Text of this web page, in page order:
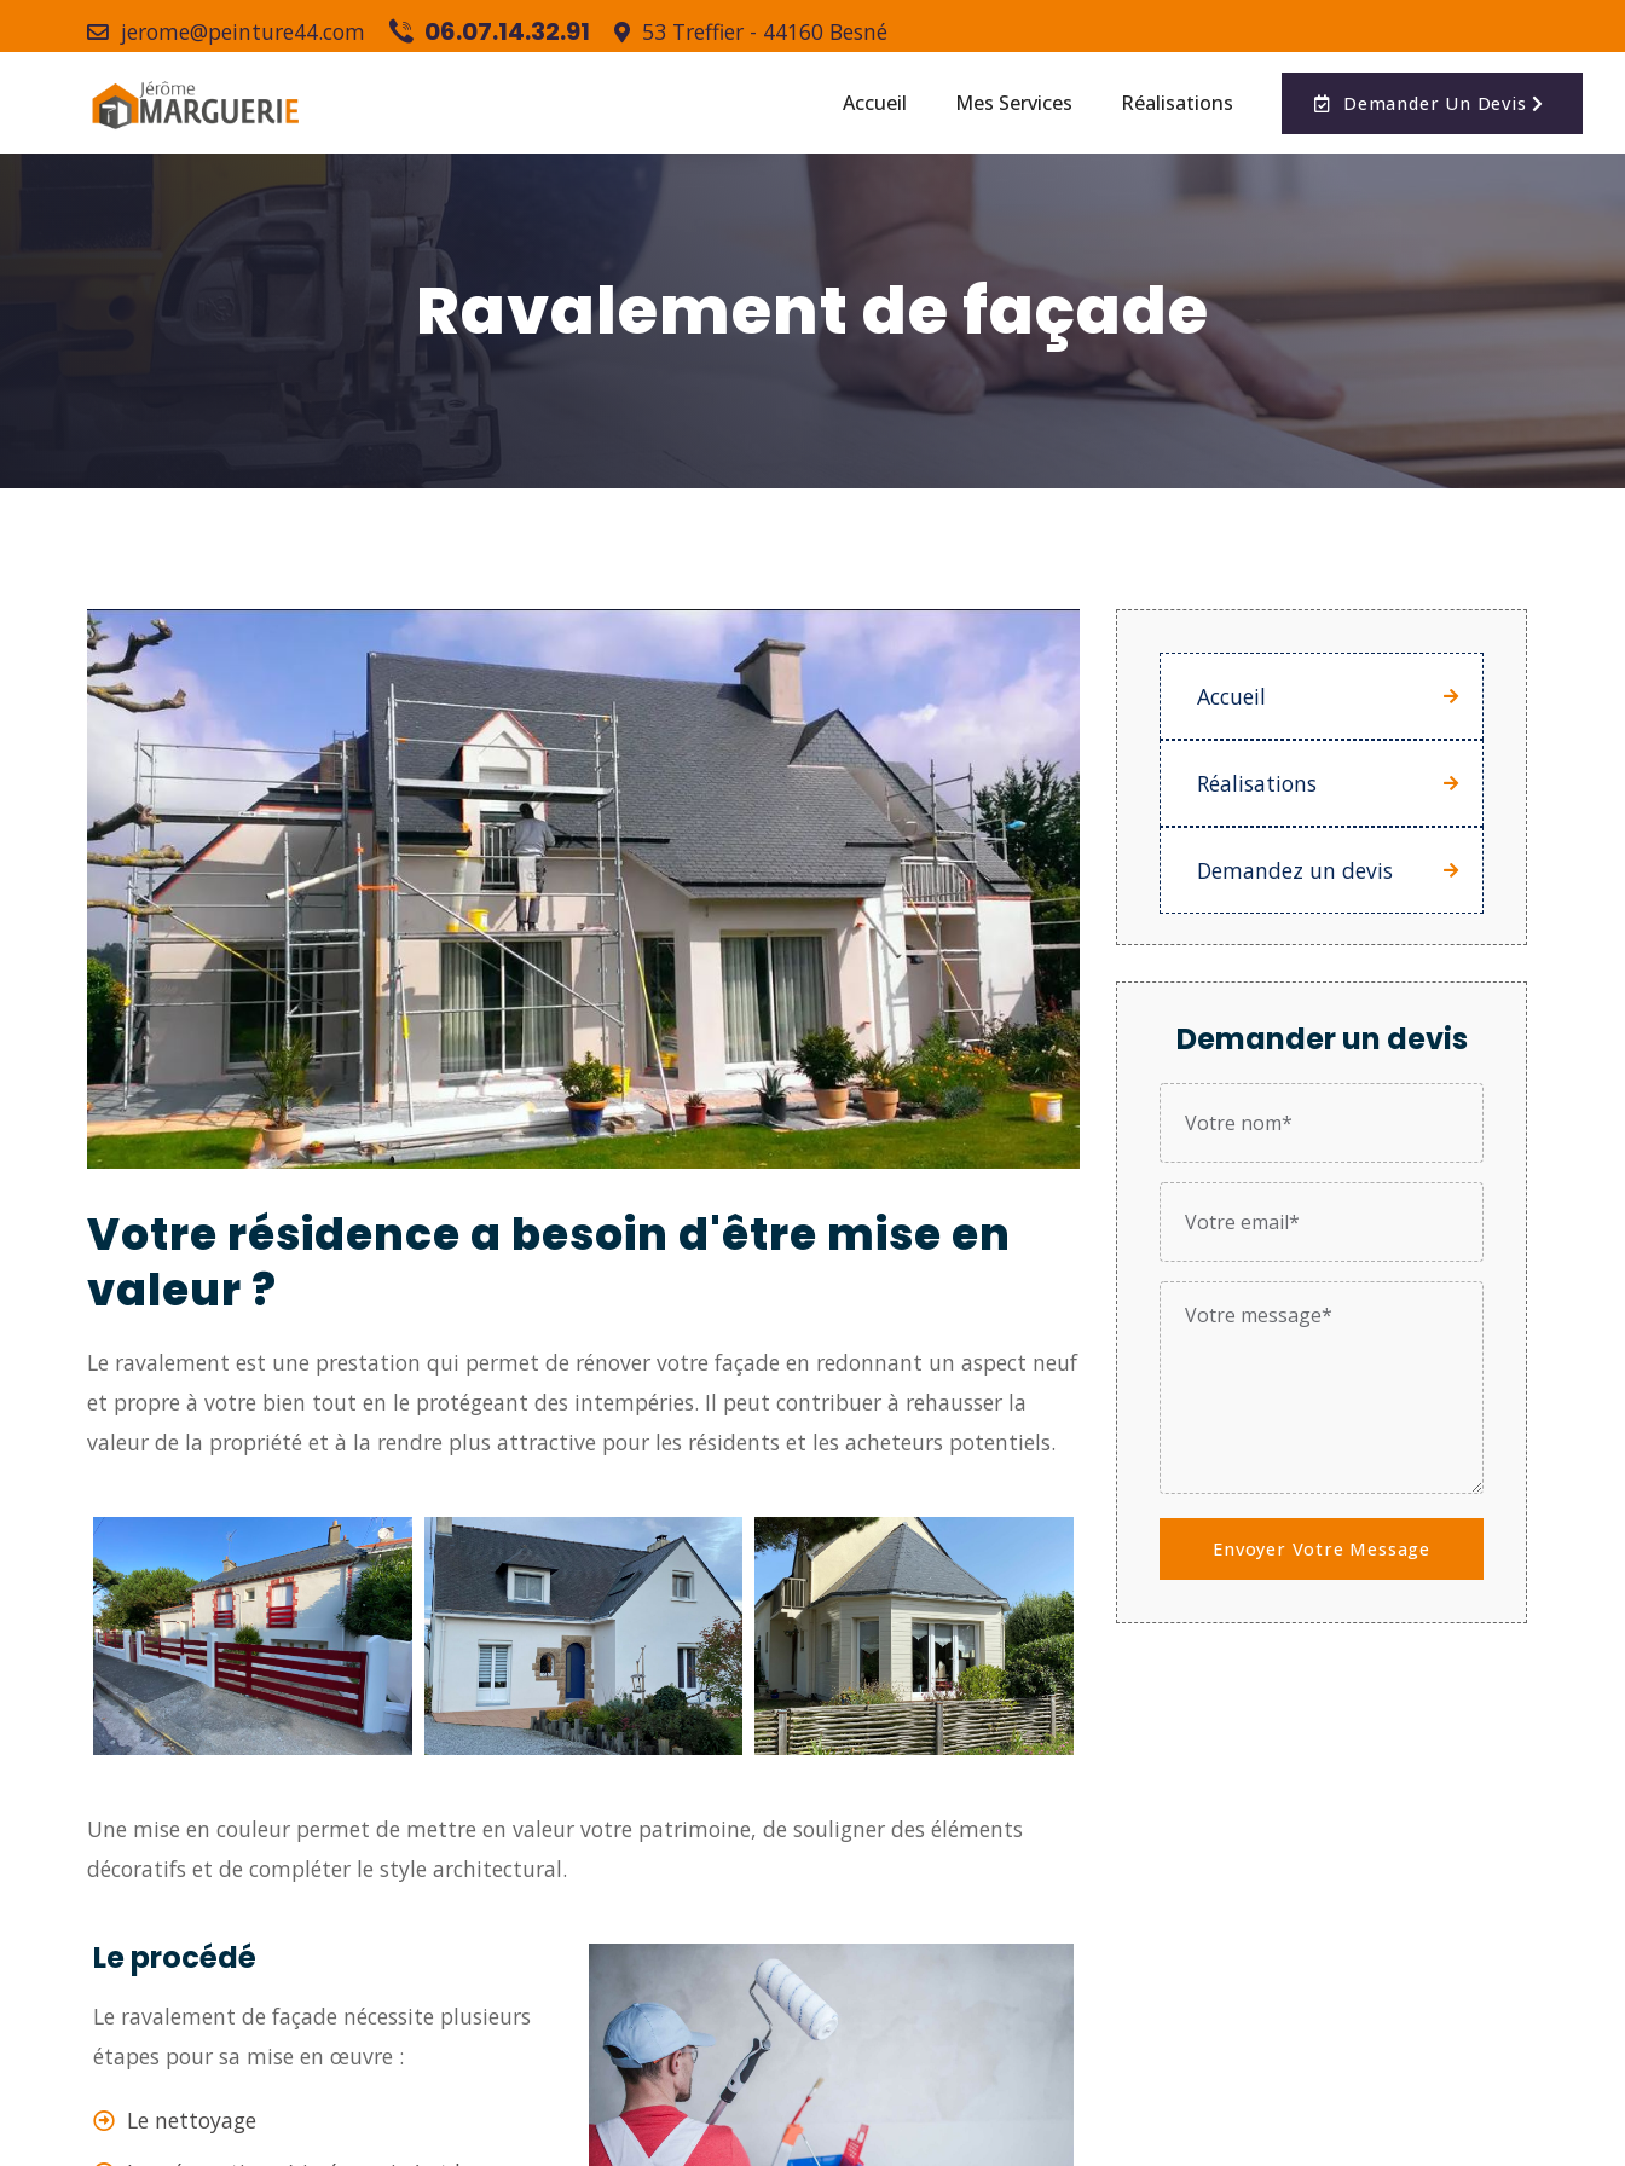
jerome@peinture44.com 06.07.14.32.91 53 Treffier - 44160 Besné
Accueil Mes Services Réalisations Demander Un Devis
Ravalement de façade
Votre résidence a besoin d'être mise en
valeur ?
Le ravalement est une prestation qui permet de rénover votre façade en redonnant un aspect neuf
et propre à votre bien tout en le protégeant des intempéries. Il peut contribuer à rehausser la
valeur de la propriété et à la rendre plus attractive pour les résidents et les acheteurs potentiels.
Une mise en couleur permet de mettre en valeur votre patrimoine, de souligner des éléments
décoratifs et de compléter le style architectural.
Le procédé
Le ravalement de façade nécessite plusieurs
étapes pour sa mise en œuvre :
Le nettoyage
Accueil
Réalisations
Demandez un devis
Demander un devis